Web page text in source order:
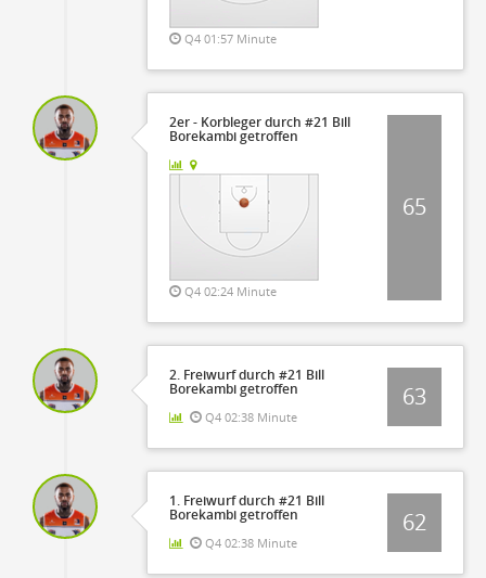
Q4 01:57 Minute
2er - Korbleger durch #21 Bill
Borekambi getroffen
Q4 02:24 Minute
65
2. Freiwurf durch #21 Bill
Borekambi getroffen
Q4 02:38 Minute
63
1. Freiwurf durch #21 Bill
Borekambi getroffen
Q4 02:38 Minute
62